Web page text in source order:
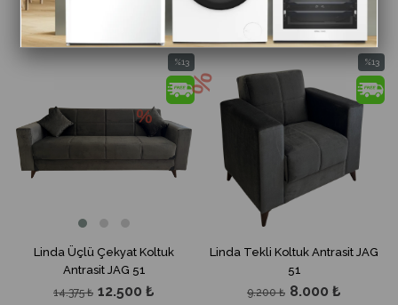
Linda Üçlü Çekyat Koltuk
Antrasit JAG 51
12.500 ₺
14.375 ₺
%13
İndirim
%13İndirim
Linda Tekli Koltuk Antrasit JAG
51
8.000 ₺
9.200 ₺
%13
İndirim